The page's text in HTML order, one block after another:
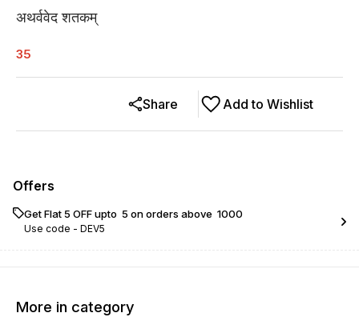
अथर्ववेद शतकम्
35
Add to Wishlist
Share
Offers
Get Flat ₹5 OFF upto ₹ 5 on orders above ₹ 1000
Use code - DEV5
More in category